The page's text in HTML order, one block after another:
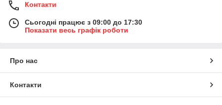
Контакти
Сьогодні працює з 09:00 до 17:30
Показати весь графік роботи
Про нас
Контакти